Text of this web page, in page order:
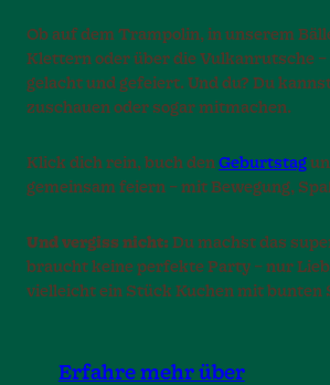
Ob auf dem Trampolin, in unserem
Klettern oder über die Vulkanrutsche
gelacht und gefeiert. Und du? Du
zuschauen oder sogar mitmachen.
Klick dich rein, buch den Geburtstag
gemeinsam feiern – mit Bewegung,
Und vergiss nicht: Du machst das
braucht keine perfekte Party – nur
vielleicht ein Stück Kuchen mit bunten
Erfahre mehr über